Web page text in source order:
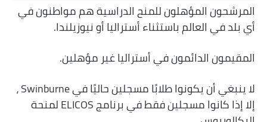
المرشحون المؤهلون للمنح الدراسية هم مواطنون في
أي بلد في العالم باستثناء أستراليا أو نيوزيلندا.
المقيمون الدائمون في أستراليا غير مؤهلين.
لا ينبغي أن يكونوا طلابًا مسجلين حاليًا في Swinburne ،
إلا إذا كانوا مسجلين فقط في برنامج ELICOS لمنحة